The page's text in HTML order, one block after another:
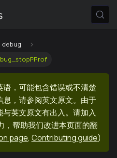
debug
，可能包含错误或不清楚
，请参阅英文原文。由于
英文原文有出入。请加入
，帮助我们改进本页面的翻
page, Contributing guide)